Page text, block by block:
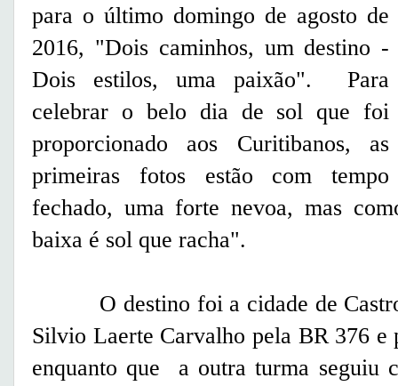
para o último domingo de agosto de
2016, "Dois caminhos, um destino -
Dois estilos, uma paixão". Para
celebrar o belo dia de sol que foi
proporcionado aos Curitibanos, as
primeiras fotos estão com tempo
fechado, uma forte nevoa, mas
baixa é sol que racha".
O destino foi a cidade de Castro
Silvio Laerte Carvalho pela BR 376 e
enquanto que a outra turma seguiu